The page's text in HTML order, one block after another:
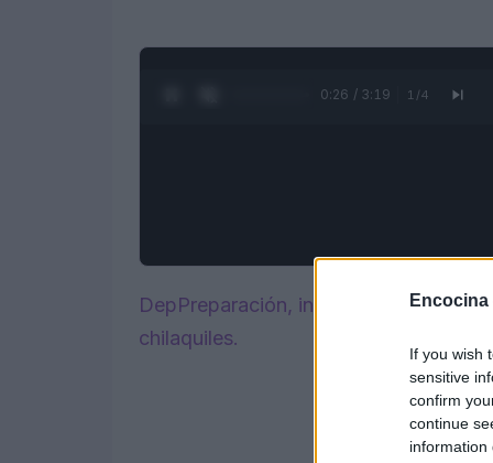
Encocina
If you wish
sensitive
confirm
continue
information
0:28 / 3:19 1 /4
DepPreparación, ingredientes y todo
chilaquiles.